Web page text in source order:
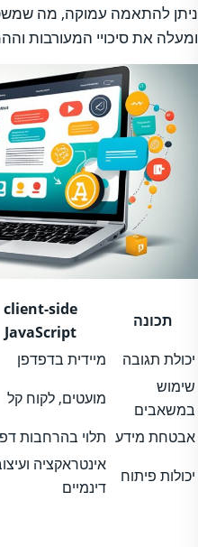
ניתן להתאמה עמוקה, מה
ומעלה את סיכויי המעורבות
תכונה
client-side
JavaScript
יכולת תגובה
מיידית בדפדפן
שימוש
במשאבים
מועטים, לקוח קל
אבטחת מידע תלוי בהרחבות
יכולות פיתוח
אינטראקציה
דינמיים